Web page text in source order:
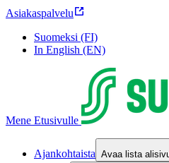
Asiakaspalvelu
Suomeksi (FI)
In English (EN)
Mene Etusivulle
Ajankohtaista Avaa lista